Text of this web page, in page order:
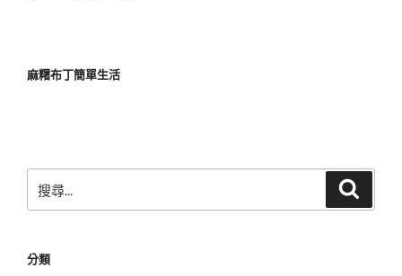
麻糬布丁簡單生活
尋
字:
分類